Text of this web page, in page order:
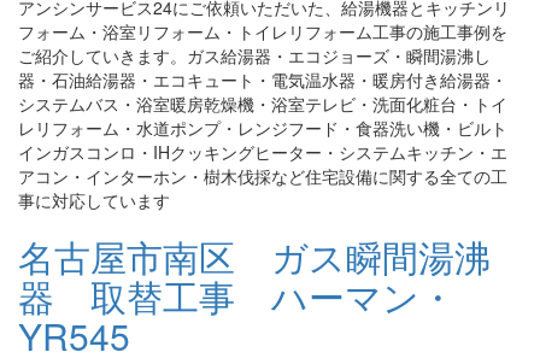
アンシンサービス24にご依頼いただいた、給湯機器とキッチンリ
フォーム・浴室リフォーム・トイレリフォーム工事の施工事例を
ご紹介していきます。ガス給湯器・エコジョーズ・瞬間湯沸し
器・石油給湯器・エコキュート・電気温水器・暖房付き給湯器・
システムバス・浴室暖房乾燥機・浴室テレビ・洗面化粧台・トイ
レリフォーム・水道ポンプ・レンジフード・食器洗い機・ビルト
インガスコンロ・IHクッキングヒーター・システムキッチン・エ
アコン・インターホン・樹木伐採など住宅設備に関する全ての工
事に対応しています
名古屋市南区 ガス瞬間湯沸
器 取替工事 ハーマン・
YR545